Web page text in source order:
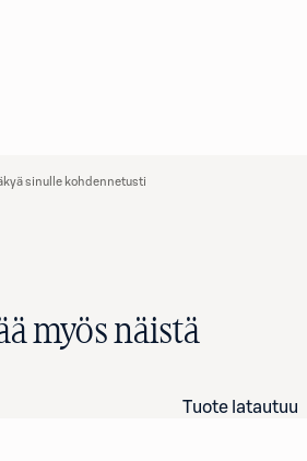
sinulle kohdennetusti
myös näistä
Tuote latautuu